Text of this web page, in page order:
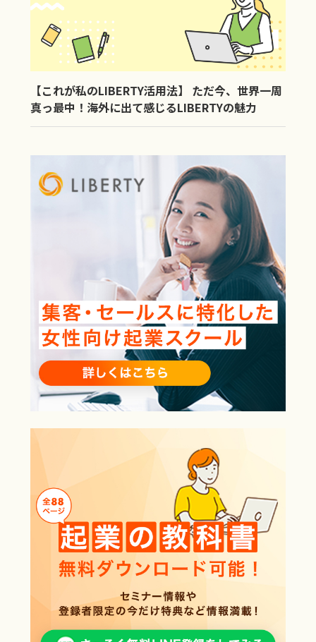
【これが私のLIBERTY活用法】 ただ今、世界一周
真っ最中！海外に出て感じるLIBERTYの魅力